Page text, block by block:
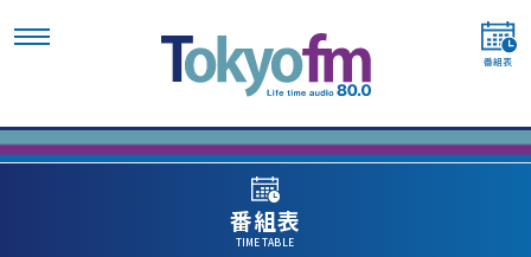
番組表
TIME TABLE